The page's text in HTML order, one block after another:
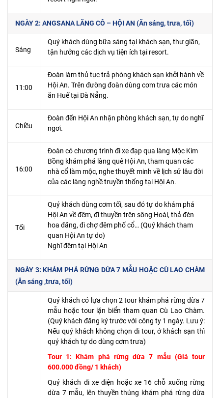
NGÀY 2: ANGSANA LĂNG CÔ – HỘI AN (Ăn sáng, trưa, tối)
Sáng
Quý khách dùng bữa sáng tại khách sạn, thư giãn,
tận hưởng các dịch vụ tiện ích tại resort.
11:00
Đoàn làm thủ tục trả phòng khách sạn khởi hành về
Hội An. Trên đường đoàn dùng cơm trưa các món
ăn Huế tại Đà Nẵng.
Chiều
Đoàn đến Hội An nhận phòng khách sạn, tự do nghĩ
ngơi.
16:00
Đoàn có chương trình đi xe đạp qua làng Mộc Kim
Bồng khám phá làng quê Hội An, tham quan các
nhà cổ làm mộc, nghe thuyết minh về lịch sử lâu đời
của các làng nghề truyền thống tại Hội An.
Tối
Quý khách dùng cơm tối, sau đó tự do khám phá
Hội An về đêm, đi thuyền trên sông Hoài, thả đèn
hoa đăng, đi chợ đêm phố cổ… (Quý khách tham
quan Hội An tự do)
Nghĩ đêm tại Hội An
NGÀY 3: KHÁM PHÁ RỪNG DỪA 7 MẪU HOẶC CÙ LAO CHÀM
(Ăn sáng ,trưa, tối)
Quý khách có lựa chọn 2 tour khám phá rừng dừa 7
mẫu hoặc tour lặn biển tham quan Cù Lao Chàm.
(Quý khách đăng ký trước với công ty 1 ngày. Lưu ý:
Nếu quý khách không chọn đi tour, ở khách sạn thì
quý khách tự do dùng cơm trưa)
Tour 1: Khám phá rừng dừa 7 mẫu (Giá tour
600.000 đồng/ 1 khách)
Quý khách đi xe điện hoặc xe 16 chỗ xuống rừng
dừa 7 mẫu, lên thuyền thúng khám phá rừng dừa